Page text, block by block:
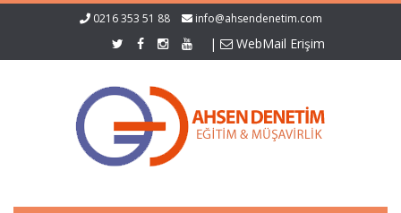
0216 353 51 88 info@ahsendenetim.com
| WebMail Erişim